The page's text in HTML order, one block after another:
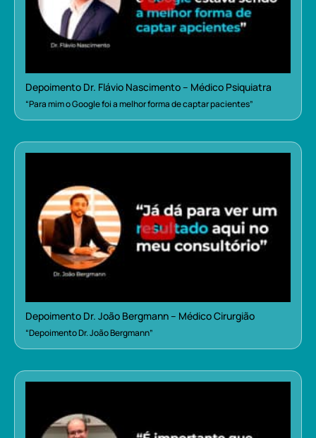
Depoimento Dr. Flávio Nascimento – Médico Psiquiatra
“Para mim o Google foi a melhor forma de captar pacientes”
Depoimento Dr. João Bergmann – Médico Cirurgião
“Depoimento Dr. João Bergmann”